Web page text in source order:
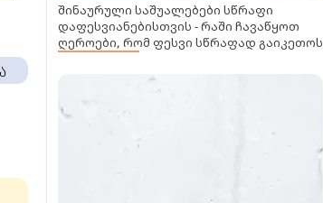
შინაურული საშუალებები სწრაფი
დაფესვიანებისთვის - რაში ჩავაწყოთ
ღეროები, რომ ფესვი სწრაფად გაიკეთოს